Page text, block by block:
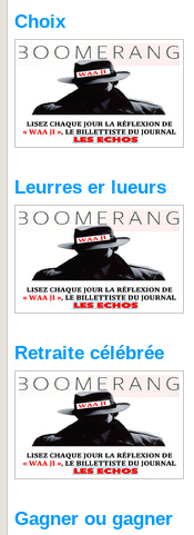
Choix
Leurres er lueurs
Retraite célébrée
Gagner ou gagner